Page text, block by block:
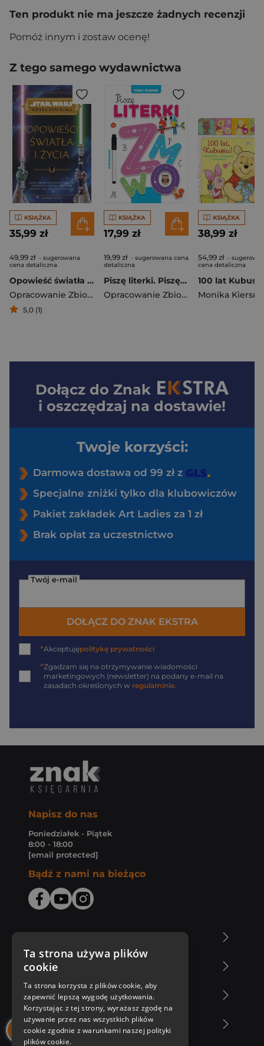
Ten produkt nie ma jeszcze żadnych recenzji
Pomóż innym i zostaw ocenę!
Z tego samego wydawnictwa
KSIĄŻKA
35,99 zł
49,99 zł - sugerowana
cena detaliczna
Opowieść światła i życia. Star Wars Wielka Republika
Opracowanie Zbiorowe
5,0 (1)
KSIĄŻKA
17,99 zł
19,99 zł - sugerowana cena
detaliczna
Piszę literki. Piszę i ścieram
Opracowanie Zbiorowe
KSIĄŻKA
38,99 zł
54,99 zł -
cena detaliczna
Dołącz do Znak
i oszczędzaj na dostawie!
Twoje korzyści:
Darmowa dostawa od 99 zł z
Specjalne zniżki tylko dla klubowiczów
Pakiet zakładek Art Ladies za 1 zł
Brak opłat za uczestnictwo
Twój e-mail
DOŁĄCZ DO ZNAK EKSTRA
*Akceptujępolitykę prywatności
*Zgadzam się na otrzymywanie wiadomości
marketingowych (newsletter) na podany e-mail na
zasadach określonych w regulaminie.
Napisz do nas
Poniedziałek - Piątek
8:00 - 18:00
[email protected]
Bądź z nami na bieżąco
Zakupy u nas
Nasza oferta
Nasi autorzy
Ta strona używa plików
cookie
Ta strona korzysta z plików cookie, aby
zapewnić lepszą wygodę użytkowania.
Korzystając z tej strony, wyrażasz zgodę na
używanie przez nas wszystkich plików
cookie zgodnie z warunkami naszej polityki
plików cookie.